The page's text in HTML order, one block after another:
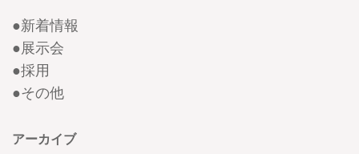
●新着情報
●展示会
●採用
●その他
アーカイブ